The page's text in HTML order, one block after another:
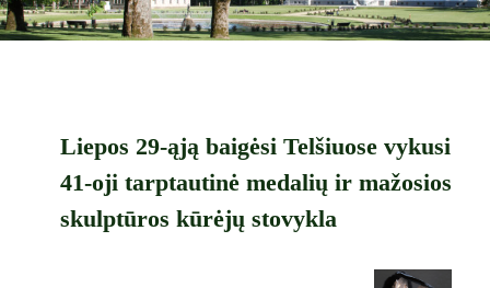
Liepos 29-ąją baigėsi Telšiuose vykusi
41-oji tarptautinė medalių ir mažosios
skulptūros kūrėjų stovykla